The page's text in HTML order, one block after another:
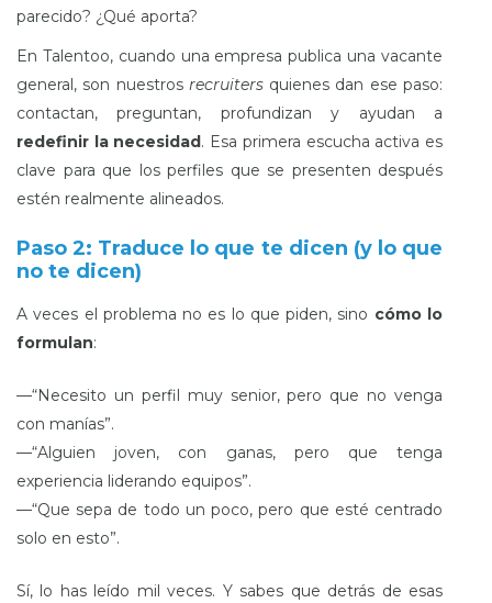
parecido? ¿Qué aporta?
En Talentoo, cuando una empresa publica una vacante
general, son nuestros recruitersquienes dan ese paso:
contactan, preguntan, profundizan y ayudan a
redefinir la necesidad . Esa primera escucha activa es
clave para que los perfiles que se presenten después
estén realmente alineados.
Paso 2: Traduce lo que te dicen (y lo que
no te dicen)
A veces el problema no es lo que piden, sino cómo lo
formulan:
—“Necesito un perfil muy senior, pero que no venga
con manías”.
—“Alguien joven, con ganas, pero que tenga
experiencia liderando equipos”.
—“Que sepa de todo un poco, pero que esté centrado
solo en esto”.
Sí, lo has leído mil veces. Y sabes que detrás de esas